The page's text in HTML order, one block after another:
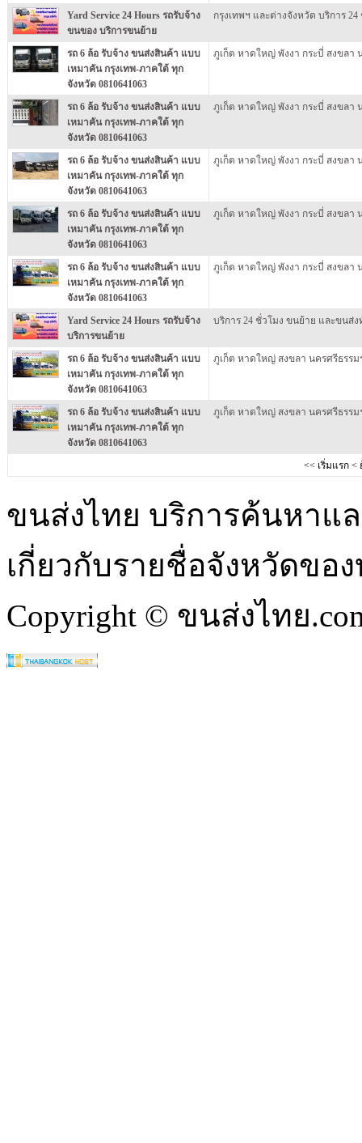
Yard Service 24 Hours รถรับจ้าง
ขนของ บริการขนย้าย
กรุงเทพฯ และต่างจังหวัด บริการ 24
รถ 6 ล้อ รับจ้าง ขนส่งสินค้า แบบ
เหมาคัน กรุงเทพ-ภาคใต้ ทุก
จังหวัด 0810641063
ภูเก็ต หาดใหญ่ พังงา กระบี่ สงขลา
รถ 6 ล้อ รับจ้าง ขนส่งสินค้า แบบ
เหมาคัน กรุงเทพ-ภาคใต้ ทุก
จังหวัด 0810641063
ภูเก็ต หาดใหญ่ พังงา กระบี่ สงขลา
รถ 6 ล้อ รับจ้าง ขนส่งสินค้า แบบ
เหมาคัน กรุงเทพ-ภาคใต้ ทุก
จังหวัด 0810641063
ภูเก็ต หาดใหญ่ พังงา กระบี่ สงขลา
รถ 6 ล้อ รับจ้าง ขนส่งสินค้า แบบ
เหมาคัน กรุงเทพ-ภาคใต้ ทุก
จังหวัด 0810641063
ภูเก็ต หาดใหญ่ พังงา กระบี่ สงขลา
รถ 6 ล้อ รับจ้าง ขนส่งสินค้า แบบ
เหมาคัน กรุงเทพ-ภาคใต้ ทุก
จังหวัด 0810641063
ภูเก็ต หาดใหญ่ พังงา กระบี่ สงขลา
Yard Service 24 Hours รถรับจ้าง
บริการขนย้าย
บริการ 24 ชั่วโมง ขนย้าย และขนส่ง
รถ 6 ล้อ รับจ้าง ขนส่งสินค้า แบบ
เหมาคัน กรุงเทพ-ภาคใต้ ทุก
จังหวัด 0810641063
ภูเก็ต หาดใหญ่ สงขลา นครศรีธรรม
รถ 6 ล้อ รับจ้าง ขนส่งสินค้า แบบ
เหมาคัน กรุงเทพ-ภาคใต้ ทุก
จังหวัด 0810641063
ภูเก็ต หาดใหญ่ สงขลา นครศรีธรรม
<< เริ่มแรก <
ขนส่งไทย บริการค้นหาแ
เกี่ยวกับรายชื่อจังหวัดขอ
Copyright © ขนส่งไทย